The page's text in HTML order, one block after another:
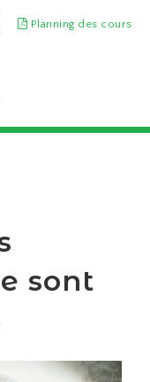
Planning des cours
sont